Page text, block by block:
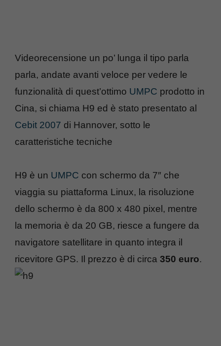
Videorecensione un po’ lunga il tipo parla
parla, andate avanti veloce per vedere le
funzionalità di quest’ottimo UMPC prodotto in
Cina, si chiama H9 ed è stato presentato al
Cebit 2007 di Hannover, sotto le
caratteristiche tecniche
H9 è un UMPC con schermo da 7″ che
viaggia su piattaforma Linux, la risoluzione
dello schermo è da 800 x 480 pixel, mentre
la memoria è da 20 GB, riesce a fungere da
navigatore satellitare in quanto integra il
ricevitore GPS. Il prezzo è di circa 350 euro.